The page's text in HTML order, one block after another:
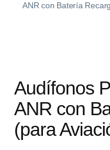
ANR con Batería
Audífonos
ANR con
(para